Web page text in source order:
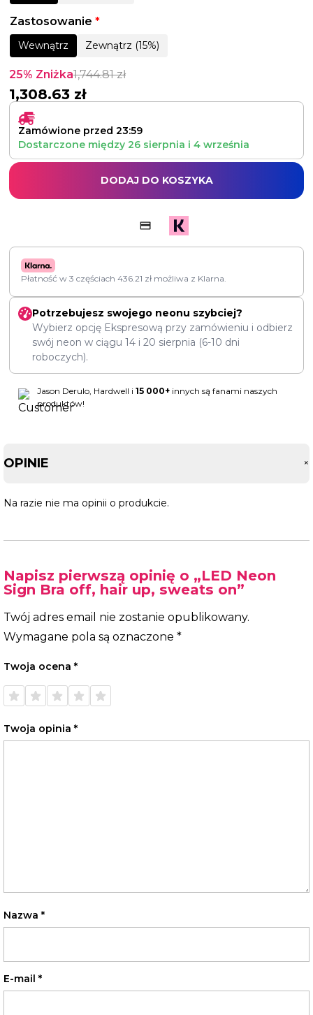
Zastosowanie *
Wewnątrz Zewnątrz (15%)
25% Zniżka1,744.81zł
1,308.63 zł
Zamówione przed 23:59
Dostarczone między 26 sierpnia i 4 września
DODAJ DO KOSZYKA
Płatność w 3 częściach 436.21 zł możliwa z Klarna.
Potrzebujesz swojego neonu szybciej?
Wybierz opcję Ekspresową przy zamówieniu i odbierz
swój neon w ciągu 14 i 20 sierpnia (6-10 dni
roboczych).
Jason Derulo, Hardwell i 15 000+ innych są fanami naszych
produktów!
OPINIE +
Na razie nie ma opinii o produkcie.
Napisz pierwszą opinię o „LED Neon
Sign Bra off, hair up, sweats on”
Twój adres email nie zostanie opublikowany.
Wymagane pola są oznaczone *
Twoja ocena *
1 z 5
gwiazdek
2 z 5
gwiazdek
3 z 5
gwiazdek
4 z 5
gwiazdek
5 z 5
gwiazdek
Twoja opinia *
Nazwa *
E-mail *